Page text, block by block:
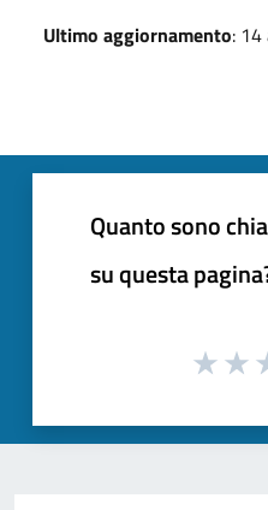
Ultimo aggiornamento:
Quanto sono
su questa